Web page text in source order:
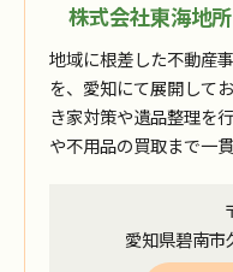
株式会社東海地
地域に根差した不動産
を、愛知にて展開して
き家対策や遺品整理を
や不用品の買取まで一
愛知県碧南市